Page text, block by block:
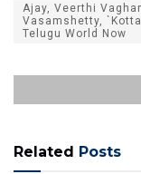
Ajay, Veerthi
Vasamshetty,
Telugu World Now
Related Posts